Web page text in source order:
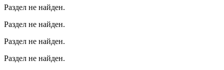
Раздел не найден.
Раздел не найден.
Раздел не найден.
Раздел не найден.